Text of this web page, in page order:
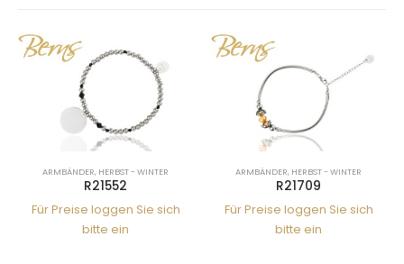
ARMBÄNDER, HERBST - WINTER
R21552
Für Preise loggen Sie sich
bitte ein
ARMBÄNDER, HERBST - WINTER
R21709
Für Preise loggen Sie sich
bitte ein